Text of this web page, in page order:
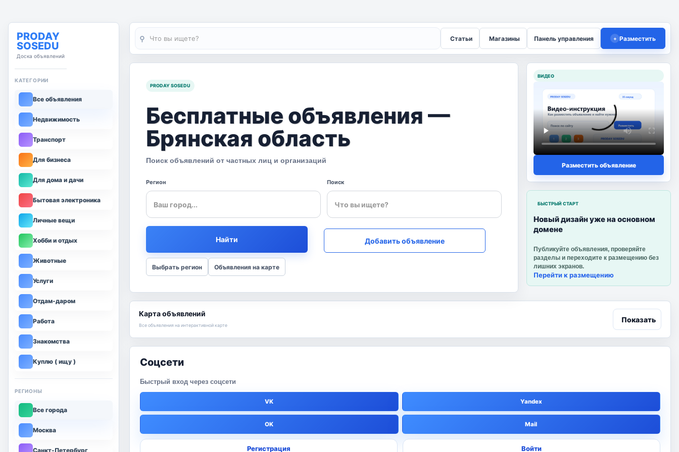
PRODAY
SOSEDU
Доска объявлений
КАТЕГОРИИ
Все объявления
Недвижимость
Транспорт
Для бизнеса
Для дома и дачи
Бытовая электроника
Личные вещи
Хобби и отдых
Животные
Услуги
Отдам-даром
Работа
Знакомства
Куплю ( ищу )
РЕГИОНЫ
Все города
Москва
Санкт-Петербург
⚲ Статьи Магазины Панель управления + Разместить
PRODAY SOSEDU
Бесплатные объявления —
Брянская область
Поиск объявлений от частных лиц и организаций
Регион Поиск
Найти Добавить объявление
Выбрать регион Объявления на карте
ВИДЕО
Разместить объявление
БЫСТРЫЙ СТАРТ
Новый дизайн уже на основном
домене
Публикуйте объявления, проверяйте
разделы и переходите к размещению
без лишних экранов.
Перейти к размещению
Карта объявлений
Все объявления на интерактивной карте
Показать
Реклама
Информационные и промо-блоки с сайта